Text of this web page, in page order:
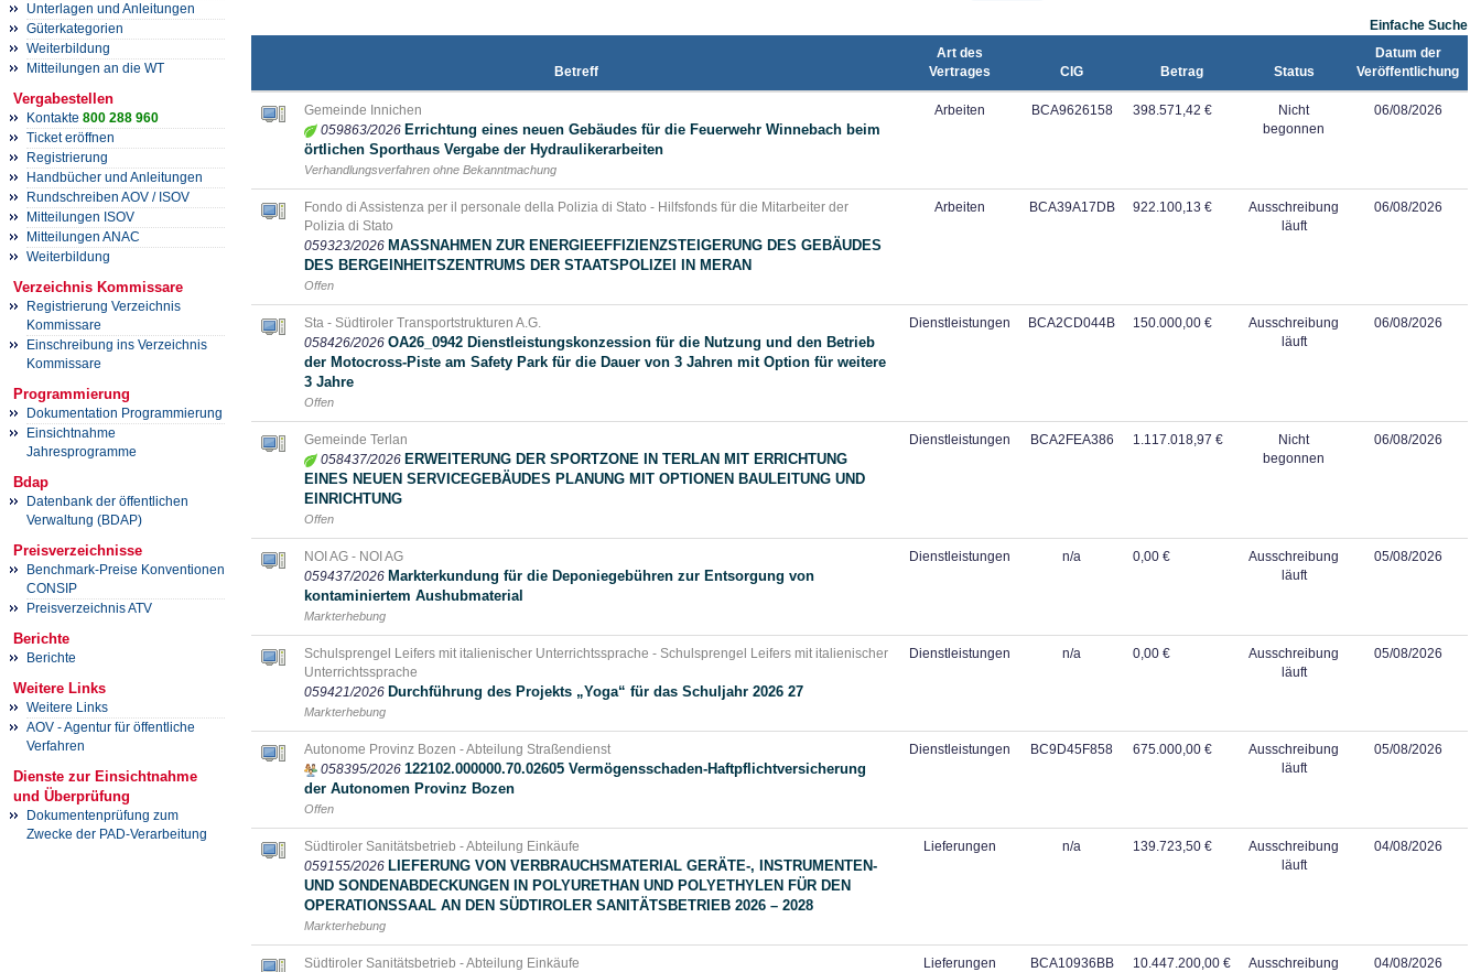
Unterlagen und Anleitungen
Güterkategorien
Weiterbildung
Mitteilungen an die WT
Vergabestellen
Kontakte 800 288 960
Ticket eröffnen
Registrierung
Handbücher und Anleitungen
Rundschreiben AOV / ISOV
Mitteilungen ISOV
Mitteilungen ANAC
Weiterbildung
Verzeichnis Kommissare
Registrierung Verzeichnis
Kommissare
Einschreibung ins Verzeichnis
Kommissare
Programmierung
Dokumentation Programmierung
Einsichtnahme
Jahresprogramme
Bdap
Datenbank der öffentlichen
Verwaltung (BDAP)
Preisverzeichnisse
Benchmark-Preise Konventionen
CONSIP
Preisverzeichnis ATV
Berichte
Berichte
Weitere Links
Weitere Links
AOV - Agentur für öffentliche
Verfahren
Dienste zur Einsichtnahme
und Überprüfung
Dokumentenprüfung zum
Zwecke der PAD-Verarbeitung
Einfache Suche
Betreff
Art des
Vertrages
CIG Betrag Status
Datum der
Veröffentlichung
Gemeinde Innichen
059863/2026 Errichtung eines neuen Gebäudes für die Feuerwehr Winnebach beim
örtlichen Sporthaus Vergabe der Hydraulikerarbeiten
Verhandlungsverfahren ohne Bekanntmachung
Arbeiten BCA9626158 398.571,42 €
Nicht
begonnen
06/08/2026
Fondo di Assistenza per il personale della Polizia di Stato - Hilfsfonds für die Mitarbeiter der
Polizia di Stato
059323/2026 MASSNAHMEN ZUR ENERGIEEFFIZIENZSTEIGERUNG DES GEBÄUDES
DES BERGEINHEITSZENTRUMS DER STAATSPOLIZEI IN MERAN
Offen
Arbeiten BCA39A17DB 922.100,13 €
Ausschreibung
läuft
06/08/2026
Sta - Südtiroler Transportstrukturen A.G.
058426/2026 OA26_0942 Dienstleistungskonzession für die Nutzung und den Betrieb
der Motocross-Piste am Safety Park für die Dauer von 3 Jahren mit Option für weitere
3 Jahre
Offen
Dienstleistungen BCA2CD044B 150.000,00 €
Ausschreibung
läuft
06/08/2026
Gemeinde Terlan
058437/2026 ERWEITERUNG DER SPORTZONE IN TERLAN MIT ERRICHTUNG
EINES NEUEN SERVICEGEBÄUDES PLANUNG MIT OPTIONEN BAULEITUNG UND
EINRICHTUNG
Offen
Dienstleistungen BCA2FEA386 1.117.018,97 €
Nicht
begonnen
06/08/2026
NOI AG - NOI AG
059437/2026 Markterkundung für die Deponiegebühren zur Entsorgung von
kontaminiertem Aushubmaterial
Markterhebung
Dienstleistungen n/a 0,00 €
Ausschreibung
läuft
05/08/2026
Schulsprengel Leifers mit italienischer Unterrichtssprache - Schulsprengel Leifers mit italienischer
Unterrichtssprache
059421/2026 Durchführung des Projekts „Yoga“ für das Schuljahr 2026 27
Markterhebung
Dienstleistungen n/a 0,00 €
Ausschreibung
läuft
05/08/2026
Autonome Provinz Bozen - Abteilung Straßendienst
058395/2026 122102.000000.70.02605 Vermögensschaden-Haftpflichtversicherung
der Autonomen Provinz Bozen
Offen
Dienstleistungen BC9D45F858 675.000,00 €
Ausschreibung
läuft
05/08/2026
Südtiroler Sanitätsbetrieb - Abteilung Einkäufe
059155/2026 LIEFERUNG VON VERBRAUCHSMATERIAL GERÄTE-, INSTRUMENTEN-
UND SONDENABDECKUNGEN IN POLYURETHAN UND POLYETHYLEN FÜR DEN
OPERATIONSSAAL AN DEN SÜDTIROLER SANITÄTSBETRIEB 2026 – 2028
Markterhebung
Lieferungen n/a 139.723,50 €
Ausschreibung
läuft
04/08/2026
Südtiroler Sanitätsbetrieb - Abteilung Einkäufe Lieferungen BCA10936BB 10.447.200,00 € Ausschreibung 04/08/2026